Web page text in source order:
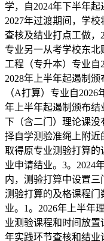
学，自2024年下半年
2027年过渡期间，学
查核及结业打点工做，
专业另一从考学校东
工程（专升本）专业自
2028年上半年起遏制颁
（A打算）专业自
年上半年起遏制颁布结
下（含二门）理论课
择自学测验准绳上附近
取得原专业测验打算
业申请结业。3。2024
内，测验打算中设置
测验打算的及格课程
业。1。2026年上半年
业测验课程和时间放置
年实践环节查核和结